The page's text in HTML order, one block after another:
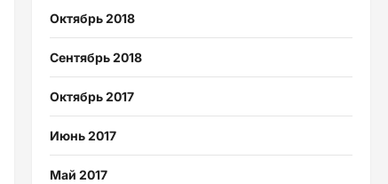
Октябрь 2018
Сентябрь 2018
Октябрь 2017
Июнь 2017
Май 2017